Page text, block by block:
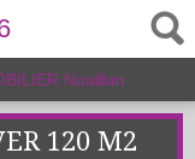
120 M2